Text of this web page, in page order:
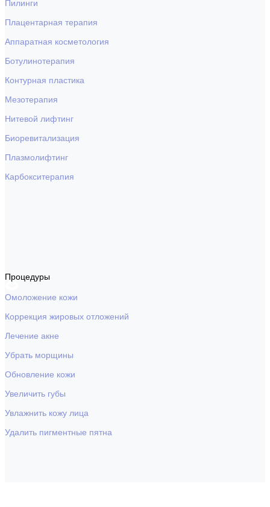
Пилинги
Плацентарная терапия
Аппаратная косметология
Ботулинотерапия
Контурная пластика
Мезотерапия
Нитевой лифтинг
Биоревитализация
Плазмолифтинг
Карбокситерапия
Процедуры
Омоложение кожи
Коррекция жировых отложений
Лечение акне
Убрать морщины
Обновление кожи
Увеличить губы
Увлажнить кожу лица
Удалить пигментные пятна